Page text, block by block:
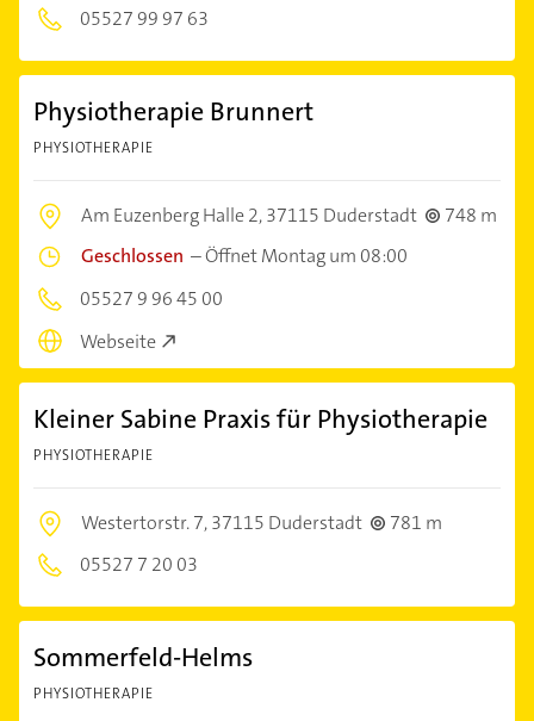
05527 99 97 63
Physiotherapie Brunnert
PHYSIOTHERAPIE
Am Euzenberg Halle 2,37115 Duderstadt
748 m
Geschlossen –Öffnet Montag um 08:00
05527 9 96 45 00
Webseite
Kleiner Sabine Praxis für Physiotherapie
PHYSIOTHERAPIE
Westertorstr. 7,37115 Duderstadt
781 m
05527 7 20 03
Sommerfeld-Helms
PHYSIOTHERAPIE